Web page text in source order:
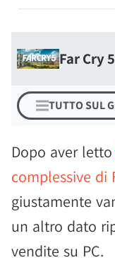
Far Cry 5
TUTTO SUL
Dopo aver letto
complessive di
giustamente
un altro dato
vendite su PC.